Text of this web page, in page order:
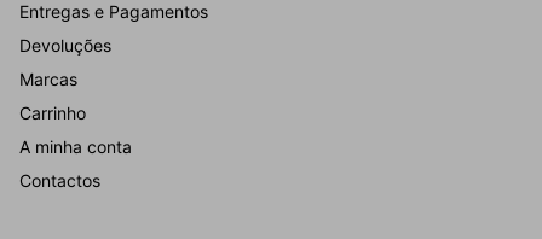
Entregas e Pagamentos
Devoluções
Marcas
Carrinho
A minha conta
Contactos